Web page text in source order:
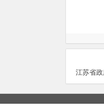
江苏省政